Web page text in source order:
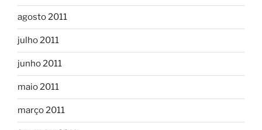
agosto 2011
julho 2011
junho 2011
maio 2011
março 2011